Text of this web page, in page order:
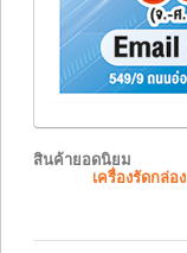
สินค้ายอดนิยม
เครื่องรัดกล่อง